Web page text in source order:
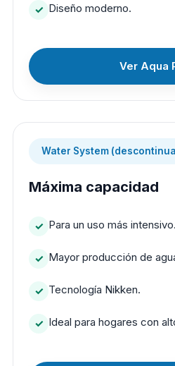
Diseño moderno.
Ver Aqua
Water System
Máxima capacidad
Para un uso más intensivo.
Mayor producción de
Tecnología Nikken.
Ideal para hogares con